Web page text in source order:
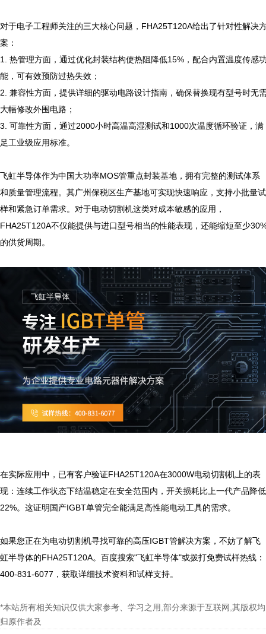
对于电子工程师关注的三大核心问题，FHA25T120A给出了针对性解决
案：
1. 热管理方面，通过优化封装结构使热阻降低15%，配合内置温度传感
能，可有效预防过热失效；
2. 兼容性方面，提供详细的驱动电路设计指南，确保替换现有型号时无
大幅修改外围电路；
3. 可靠性方面，通过2000小时高温高湿测试和1000次温度循环验证，满
足工业级应用标准。
飞虹半导体作为中国大功率MOS管重点封装基地，拥有完整的测试体系
和质量管理流程。其广州保税区生产基地可实现快速响应，支持小批量试
样和紧急订单需求。对于电动切割机这类对成本敏感的应用，
FHA25T120A不仅能提供与进口型号相当的性能表现，还能缩短至少
的供货周期。
在实际应用中，已有客户验证FHA25T120A在3000W电动切割机上的表
现：连续工作状态下结温稳定在安全范围内，开关损耗比上一代产品降低
22%。这证明国产IGBT单管完全能满足高性能电动工具的需求。
如果您正在为电动切割机寻找可靠的高压IGBT管解决方案，不妨了解飞
虹半导体的FHA25T120A。百度搜索"飞虹半导体"或拨打免费试样热线：
*本站所有相关知识仅供大家参考、学习之用,部分来源于互联网,其版权均
归原作者及